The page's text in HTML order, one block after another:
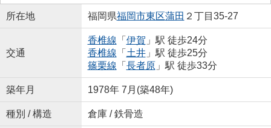
所在地 福岡県福岡市東区蒲田 ２丁目35-27
交通
香椎線 「 伊賀 」駅 徒歩24分
香椎線 「 土井」駅 徒歩25分
篠栗線 「 長者原」駅 徒歩33分
築年月 1978年 7月(築48年)
種別 / 構造 倉庫 / 鉄骨造